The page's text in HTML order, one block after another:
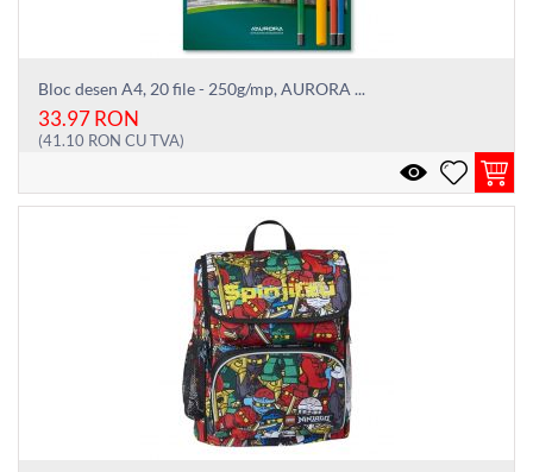
Bloc desen A4, 20 file - 250g/mp, AURORA ...
33.97RON
(41.10 RON CU TVA)